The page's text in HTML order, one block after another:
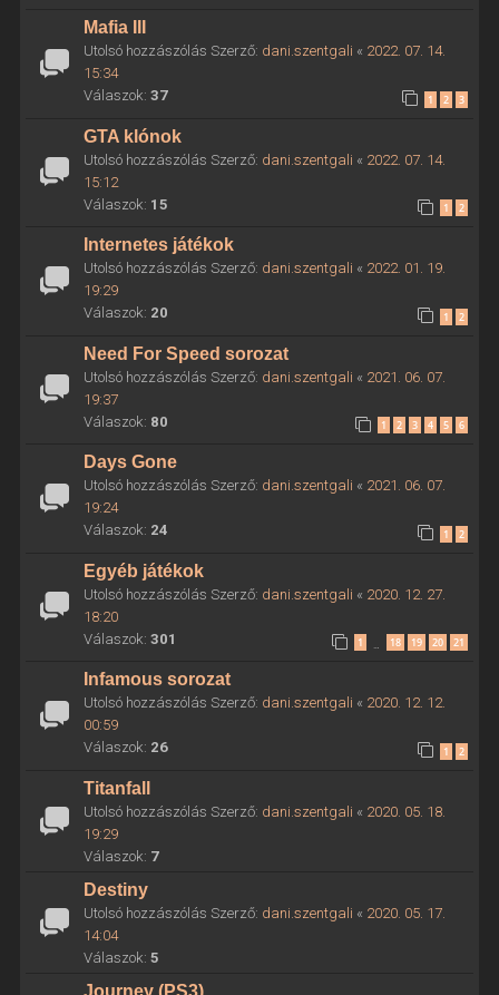
Mafia III
Utolsó hozzászólás Szerző: dani.szentgali « 2022. 07. 14.
15:34
Válaszok: 37 1 2 3
GTA klónok
Utolsó hozzászólás Szerző: dani.szentgali « 2022. 07. 14.
15:12
Válaszok: 15 1 2
Internetes játékok
Utolsó hozzászólás Szerző: dani.szentgali « 2022. 01. 19.
19:29
Válaszok: 20 1 2
Need For Speed sorozat
Utolsó hozzászólás Szerző: dani.szentgali « 2021. 06. 07.
19:37
Válaszok: 80 1 2 3 4 5 6
Days Gone
Utolsó hozzászólás Szerző: dani.szentgali « 2021. 06. 07.
19:24
Válaszok: 24 1 2
Egyéb játékok
Utolsó hozzászólás Szerző: dani.szentgali « 2020. 12. 27.
18:20
Válaszok: 301 1 18 19 20 21
Infamous sorozat
Utolsó hozzászólás Szerző: dani.szentgali « 2020. 12. 12.
00:59
Válaszok: 26 1 2
Titanfall
Utolsó hozzászólás Szerző: dani.szentgali « 2020. 05. 18.
19:29
Válaszok: 7
Destiny
Utolsó hozzászólás Szerző: dani.szentgali « 2020. 05. 17.
14:04
Válaszok: 5
Journey (PS3)